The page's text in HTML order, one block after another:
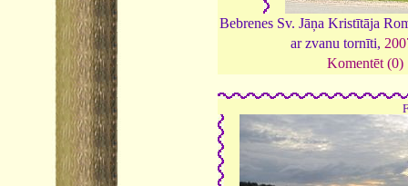
Bebrenes Sv. Jāņa Kristītāja
ar zvanu tornīti,
Komentēt (0)